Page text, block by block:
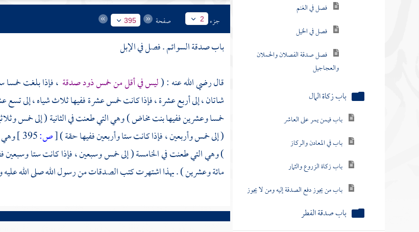
فصل في الغنم
فصل في الخيل
فصل صدقة الفصلان والحملان
والعجاجيل
باب زكاة المال
باب فيمن يمر على العاشر
باب في المعادن والركاز
باب زكاة الزروع والثمار
باب من يجوز دفع الصدقة إليه ومن لا يجوز
باب صدقة الفطر
جزء 2 صفحة 395
باب صدقة السوائم . فصل في الإبل
قال رضي الله عنه : (ليس في أقل من خمس ذود صدقة ، فإذا بلغت خمسا
شاتان ، إلى أربع عشرة ، فإذا كانت خمس عشرة ففيها ثلاث شياه ، إلى تسع
خمسا وعشرين ففيها بنت مخاض ) وهي التي طعنت في الثانية ( إلى خمس
( إلى خمس وأربعين ، فإذا كانت ستا وأربعين ففيها حقة )[ص:
وهي
) وهي التي طعنت في الخامسة ( إلى خمس وسبعين ، فإذا كانت ستا وسبعين
مائة وعشرين ) . بهذا اشتهرت كتب الصدقات من رسول الله صلى الله